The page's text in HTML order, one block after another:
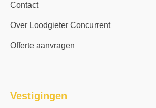
Contact
Over Loodgieter Concurrent
Offerte aanvragen
Vestigingen